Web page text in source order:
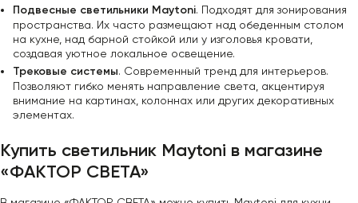
Подвесные светильники Maytoni. Подходят для зонирования
пространства. Их часто размещают над обеденным столом
на кухне, над барной стойкой или у изголовья кровати,
создавая уютное локальное освещение.
Трековые системы. Современный тренд для интерьеров.
Позволяют гибко менять направление света, акцентируя
внимание на картинах, колоннах или других декоративных
элементах.
Купить светильник Maytoni в магазине
«ФАКТОР СВЕТА»